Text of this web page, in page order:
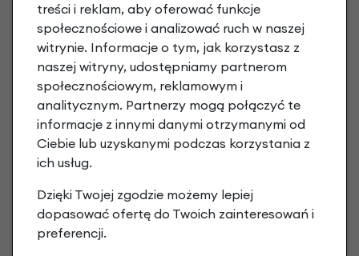
Raty do 60 miesięcy
Poznaj szczegóły
treści i reklam, aby oferować funkcje
społecznościowe i analizować ruch w naszej
witrynie. Informacje o tym, jak korzystasz z
naszej witryny, udostępniamy partnerom
społecznościowym, reklamowym i
analitycznym. Partnerzy mogą połączyć te
informacje z innymi danymi otrzymanymi od
Ciebie lub uzyskanymi podczas korzystania z
ich usług.
Dzięki Twojej zgodzie możemy lepiej
dopasować ofertę do Twoich zainteresowań i
preferencji.